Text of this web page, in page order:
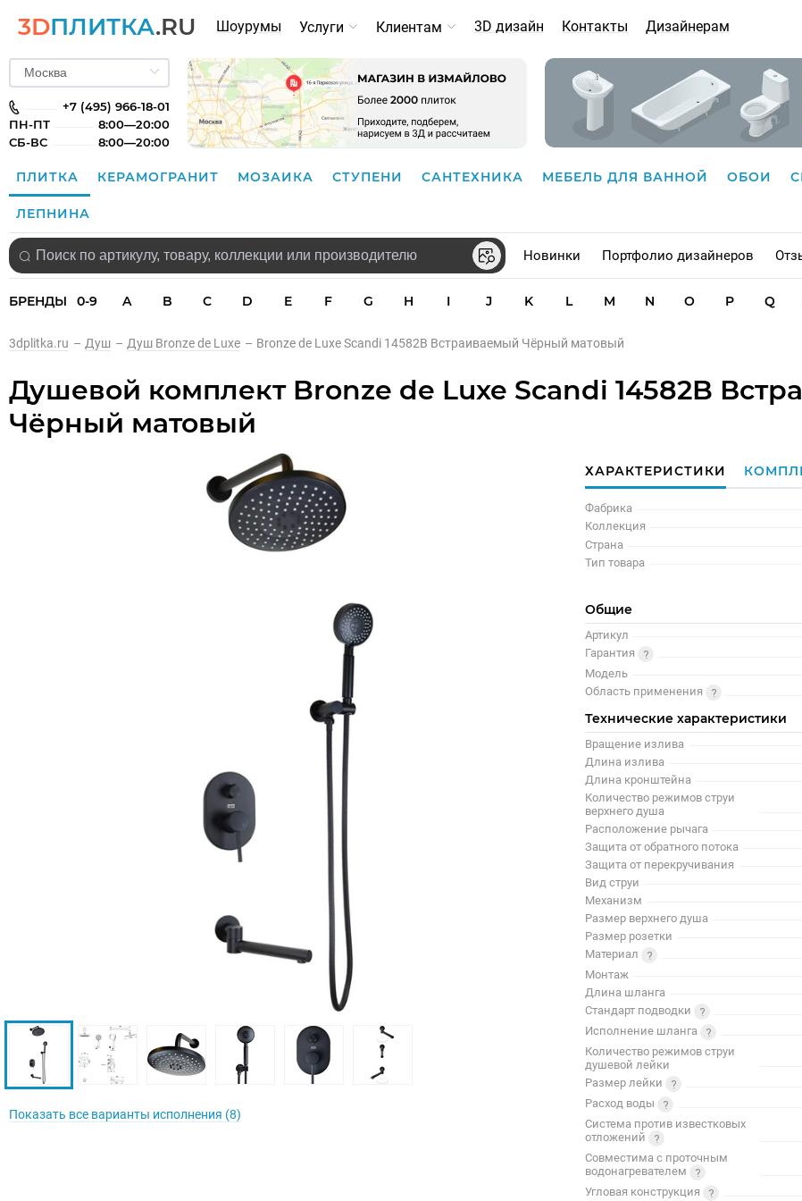
3DПЛИТКА.RU Шоурумы Услуги Клиентам 3D дизайн Контакты Дизайнерам
+7 (495) 966-18-01
ПН-ПТ
8:00—20:00
СБ-ВС
8:00—20:00
ПЛИТКА КЕРАМОГРАНИТ МОЗАИКА СТУПЕНИ САНТЕХНИКА МЕБЕЛЬ ДЛЯ ВАННОЙ ОБОИ
ЛЕПНИНА
Новинки Портфолио дизайнеров
БРЕНДЫ 0-9 A B C D E F G H I J K L M N O P Q
3dplitka.ru – Душ – Душ Bronze de Luxe – Bronze de Luxe Scandi 14582B Встраиваемый Чёрный матовый
Душевой комплект Bronze de Luxe Scandi 14582B
Чёрный матовый
Показать все варианты исполнения (8)
ХАРАКТЕРИСТИКИ
Фабрика
Коллекция
Страна
Тип товара
Общие
Артикул
Гарантия
Модель
Область применения
Технические характеристики
Вращение излива
Длина излива
Длина кронштейна
Количество режимов струи
верхнего душа
Расположение рычага
Защита от обратного потока
Защита от перекручивания
Вид струи
Механизм
Размер верхнего душа
Размер розетки
Материал
Монтаж
Длина шланга
Стандарт подводки
Исполнение шланга
Количество режимов струи
душевой лейки
Размер лейки
Расход воды
Система против известковых
отложений
Совместима с проточным
водонагревателем
Угловая конструкция